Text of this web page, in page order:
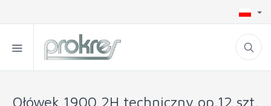
Ołówek 1900 2H techniczny op.12 szt.